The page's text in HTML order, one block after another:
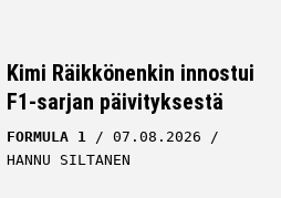
Kimi Räikkönenkin innostui
F1-sarjan päivityksestä
FORMULA 1
07.08.2026
HANNU SILTANEN